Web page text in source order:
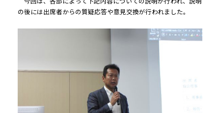
の後には出席者からの質疑応答や意見交換が行われました。